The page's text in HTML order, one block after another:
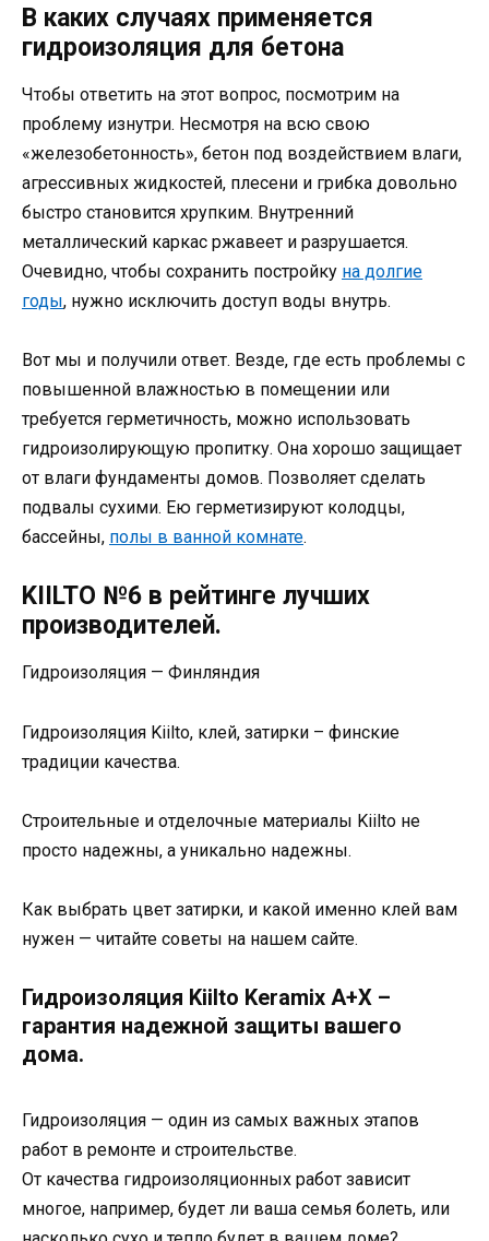
В каких случаях применяется
гидроизоляция для бетона
Чтобы ответить на этот вопрос, посмотрим на
проблему изнутри. Несмотря на всю свою
«железобетонность», бетон под воздействием влаги,
агрессивных жидкостей, плесени и грибка довольно
быстро становится хрупким. Внутренний
металлический каркас ржавеет и разрушается.
Очевидно, чтобы сохранить постройку на долгие
годы, нужно исключить доступ воды внутрь.
Вот мы и получили ответ. Везде, где есть проблемы с
повышенной влажностью в помещении или
требуется герметичность, можно использовать
гидроизолирующую пропитку. Она хорошо защищает
от влаги фундаменты домов. Позволяет сделать
подвалы сухими. Ею герметизируют колодцы,
бассейны, полы в ванной комнате.
KIILTO №6 в рейтинге лучших
производителей.
Гидроизоляция — Финляндия
Гидроизоляция Kiilto, клей, затирки – финские
традиции качества.
Строительные и отделочные материалы Kiilto не
просто надежны, а уникально надежны.
Как выбрать цвет затирки, и какой именно клей вам
нужен — читайте советы на нашем сайте.
Гидроизоляция Kiilto Keramix A+X –
гарантия надежной защиты вашего
дома.
Гидроизоляция — один из самых важных этапов
работ в ремонте и строительстве.
От качества гидроизоляционных работ зависит
многое, например, будет ли ваша семья болеть, или